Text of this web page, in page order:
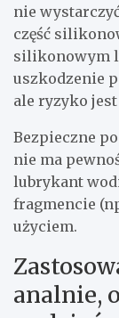
nie
część
silikonowym
uszkodzenie
ale ryzyko
Bezpieczne
nie ma
lubrykant
fragmencie
użyciem.
analnie,